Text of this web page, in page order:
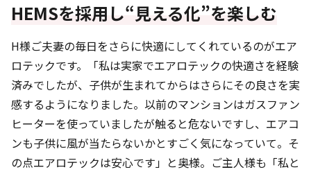
HEMSを採用し“見える化”を楽しむ
H様ご夫妻の毎日をさらに快適にしてくれているのがエア
ロテックです。「私は実家でエアロテックの快適さを経験
済みでしたが、子供が生まれてからはさらにその良さを実
感するようになりました。以前のマンションはガスファン
ヒーターを使っていましたが触ると危ないですし、エアコ
ンも子供に風が当たらないかとすごく気になっていて。そ
の点エアロテックは安心です」と奥様。ご主人様も「私と